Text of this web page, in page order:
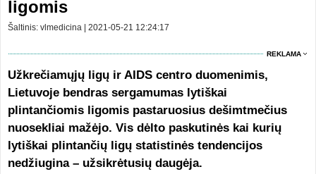
ligomis
Šaltinis: vlmedicina | 2021-05-21 12:24:17
REKLAMA
Užkrečiamųjų ligų ir AIDS centro duomenimis,
Lietuvoje bendras sergamumas lytiškai
plintančiomis ligomis pastaruosius dešimtmečius
nuosekliai mažėjo. Vis dėlto paskutinės kai kurių
lytiškai plintančių ligų statistinės tendencijos
nedžiugina – užsikrėtusių daugėja.